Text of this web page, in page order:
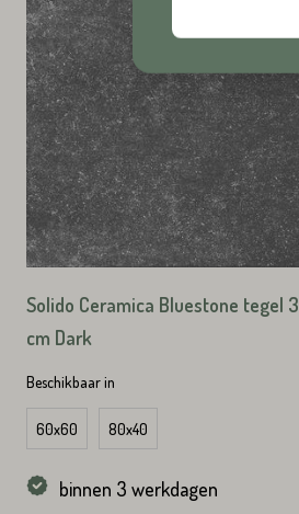
Solido Ceramica Bluestone tegel 3
cm Dark
Beschikbaar in
60x60 80x40
binnen 3 werkdagen
Straat*
VERSTUREN
VERSTUREN